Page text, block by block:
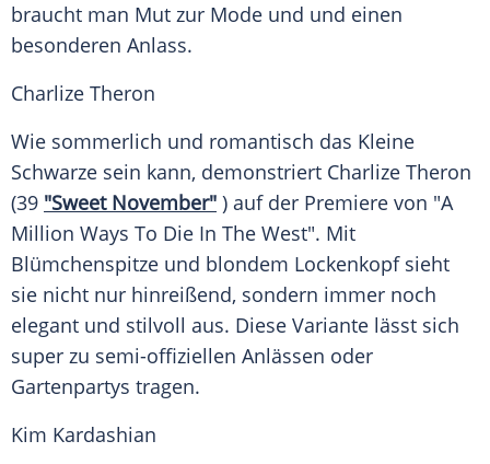
braucht man Mut zur Mode und und einen
besonderen Anlass.
Charlize Theron
Wie sommerlich und romantisch das Kleine
Schwarze sein kann, demonstriert Charlize Theron
(39 "Sweet November" ) auf der Premiere von "A
Million Ways To Die In The West". Mit
Blümchenspitze und blondem Lockenkopf sieht
sie nicht nur hinreißend, sondern immer noch
elegant und stilvoll aus. Diese Variante lässt sich
super zu semi-offiziellen Anlässen oder
Gartenpartys tragen.
Kim Kardashian